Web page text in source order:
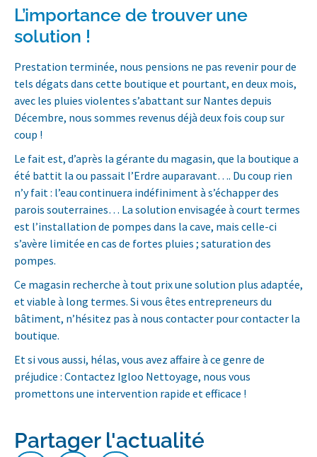
L’importance de trouver une
solution !
Prestation terminée, nous pensions ne pas revenir pour de
tels dégats dans cette boutique et pourtant, en deux mois,
avec les pluies violentes s’abattant sur Nantes depuis
Décembre, nous sommes revenus déjà deux fois coup sur
coup !
Le fait est, d’après la gérante du magasin, que la boutique a
été battit la ou passait l’Erdre auparavant…. Du coup rien
n’y fait : l’eau continuera indéfiniment à s’échapper des
parois souterraines… La solution envisagée à court termes
est l’installation de pompes dans la cave, mais celle-ci
s’avère limitée en cas de fortes pluies ; saturation des
pompes.
Ce magasin recherche à tout prix une solution plus adaptée,
et viable à long termes. Si vous êtes entrepreneurs du
bâtiment, n’hésitez pas à nous contacter pour contacter la
boutique.
Et si vous aussi, hélas, vous avez affaire à ce genre de
préjudice : Contactez Igloo Nettoyage, nous vous
promettons une intervention rapide et efficace !
Partager l'actualité